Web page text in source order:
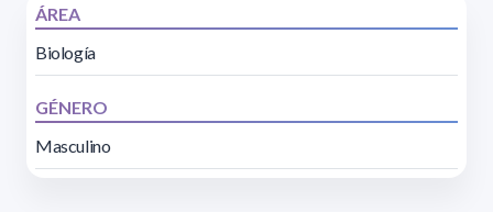
ÁREA
Biología
GÉNERO
Masculino